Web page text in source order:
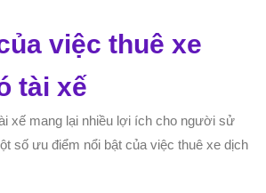
việc thuê xe
tài xế
xế mang lại nhiều lợi ích cho người sử
số ưu điểm nổi bật của việc thuê xe dịch